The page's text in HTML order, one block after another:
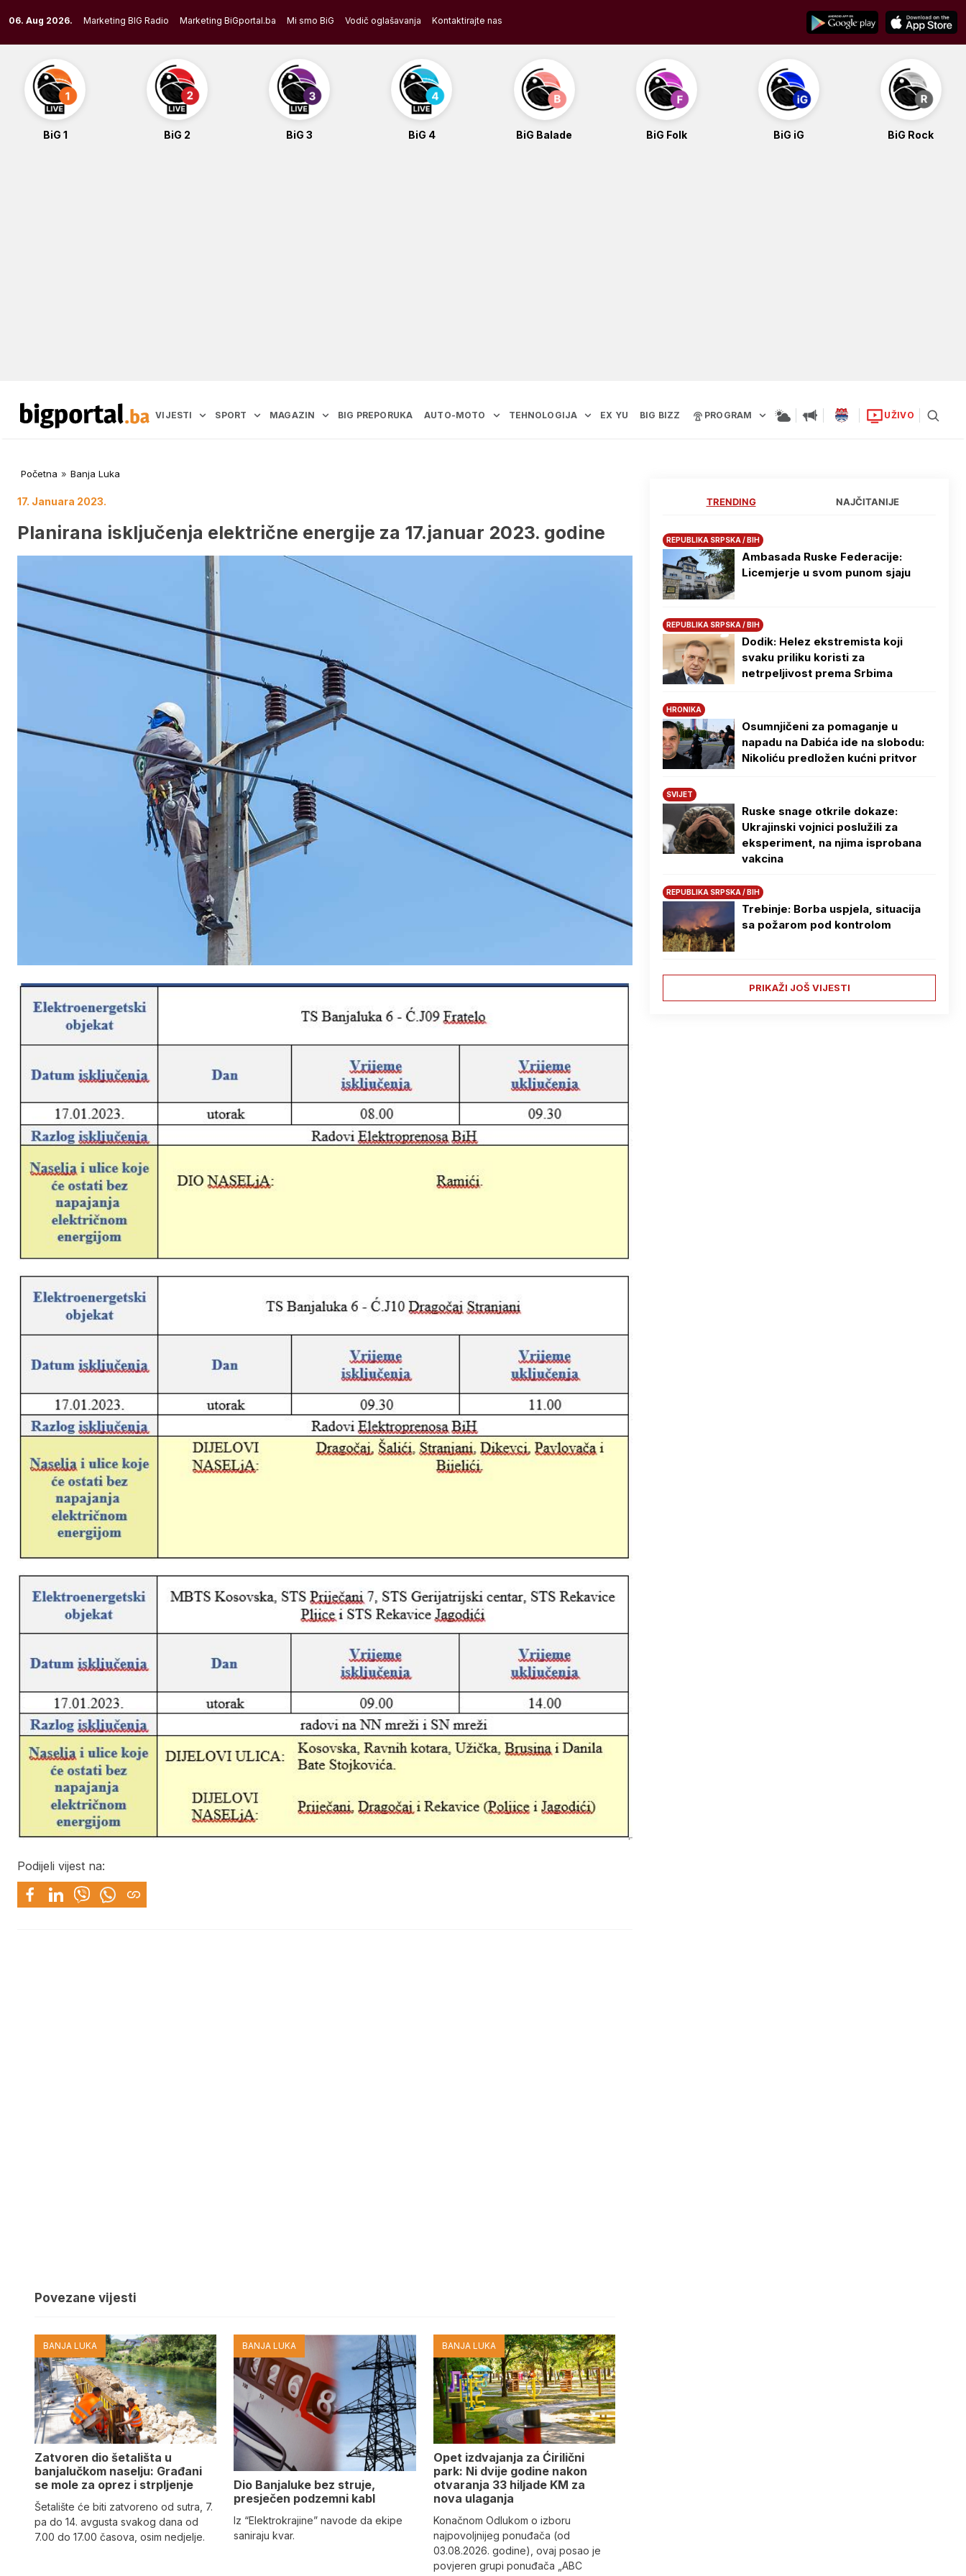
to
content
06. Aug 2026. Marketing BIG Radio Marketing BiGportal.ba Mi smo BiG Vodič oglašavanja Kontaktirajte nas
BiG 1 BiG 2 BiG 3 BiG 4 BiG Balade BiG Folk BiG iG BiG Rock
VIJESTI SPORT MAGAZIN BIG PREPORUKA AUTO-MOTO TEHNOLOGIJA EX YU BIG BIZZ PROGRAM UŽIVO
Početna » Banja Luka
17. Januara 2023.
Planirana isključenja električne energije za 17.januar 2023. godine
Podijeli vijest na:
Povezane vijesti
BANJA LUKA
Zatvoren dio šetališta u
banjalučkom naselju: Građani
se mole za oprez i strpljenje
Šetalište će biti zatvoreno od sutra, 7.
pa do 14. avgusta svakog dana od
7.00 do 17.00 časova, osim nedjelje.
BANJA LUKA
Dio Banjaluke bez struje,
presječen podzemni kabl
Iz “Elektrokrajine” navode da ekipe
saniraju kvar.
BANJA LUKA
Opet izdvajanja za Ćirilični
park: Ni dvije godine nakon
otvaranja 33 hiljade KM za
nova ulaganja
Konačnom Odlukom o izboru
najpovoljnijeg ponuđača (od
03.08.2026. godine), ovaj posao je
povjeren grupi ponuđača „ABC
TRENDING NAJČITANIJE
REPUBLIKA SRPSKA / BIH
Ambasada Ruske Federacije:
Licemjerje u svom punom sjaju
REPUBLIKA SRPSKA / BIH
Dodik: Helez ekstremista koji
svaku priliku koristi za
netrpeljivost prema Srbima
HRONIKA
Osumnjičeni za pomaganje u
napadu na Dabića ide na slobodu:
Nikoliću predložen kućni pritvor
SVIJET
Ruske snage otkrile dokaze:
Ukrajinski vojnici poslužili za
eksperiment, na njima isprobana
vakcina
REPUBLIKA SRPSKA / BIH
Trebinje: Borba uspjela, situacija
sa požarom pod kontrolom
PRIKAŽI JOŠ VIJESTI